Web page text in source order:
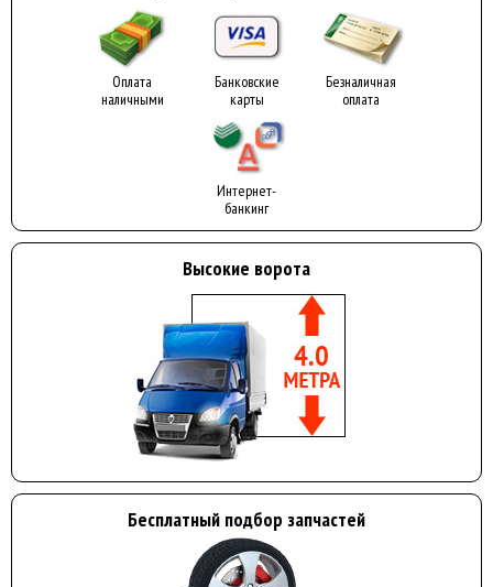
Оплата
наличными
Банковские
карты
Безналичная
оплата
Интернет-
банкинг
Высокие ворота
Бесплатный подбор запчастей